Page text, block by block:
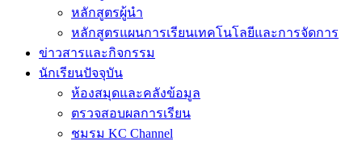
หลักสูตรผู้นำ
หลักสูตรแผนการเรียนเทคโนโลยีและการจัดการ
ข่าวสารและกิจกรรม
นักเรียนปัจจุบัน
ห้องสมุดและคลังข้อมูล
ตรวจสอบผลการเรียน
ชมรม KC Channel